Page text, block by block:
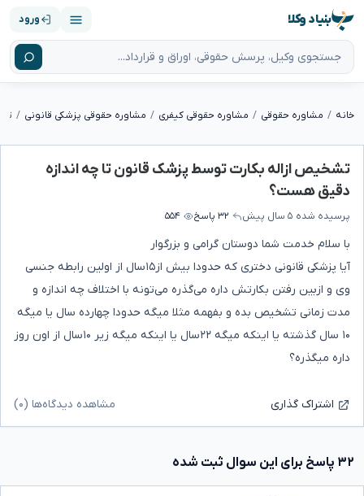
بنیاد وکلا ورود
خانه مشاوره حقوقی مشاوره حقوقی کیفری مشاوره حقوقی پزشکی قانونی
تشخیص ازاله بکارت توسط پزشک قانون تا چه اندازه
دقیق هست؟
پرسیده شده ۵ سال پیش ۳۲ پاسخ ۵۵۴
با سلام خدمت شما دوستان گرامی و بزرگوار
آیا پزشکی قانونی دختری که حدودا بیش از۱۵سال از اولین رابطه جنسی
وی و ازبین رفتن بکارتش داره می‌گذره می‌تونه با اختلاف چه اندازه و
مدت زمانی تشخیص بده و بفهمه مثلا میگه حدودا چهارده سال یا میگه
۱۰ سال گذشته یا اینکه میگه ۲۲سال یا اینکه میگه زیر ۱۰سال از اون روز
داره میگذره؟
اشتراک گذاری مشاهده دیدگاه‌ها (۰)
۳۲ پاسخ برای این سوال ثبت شده